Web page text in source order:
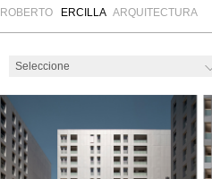
ROBERTO ERCILLAARQUITECTURA